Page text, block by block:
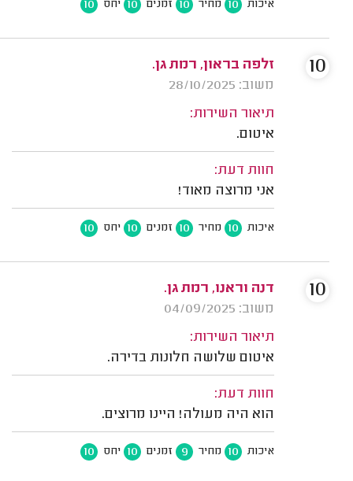
איכות 10 מחיר 10 זמנים 10 יחס 10
זלפה בראון, רמת גן.
משוב: 28/10/2025
תיאור השירות:
איטום.
חוות דעת:
אני מרוצה מאוד!
איכות 10 מחיר 10 זמנים 10 יחס 10
10
דנה וראנו, רמת גן.
משוב: 04/09/2025
תיאור השירות:
איטום שלושה חלונות בדירה.
חוות דעת:
הוא היה מעולה! היינו מרוצים.
איכות 10 מחיר 9 זמנים 10 יחס 10
10